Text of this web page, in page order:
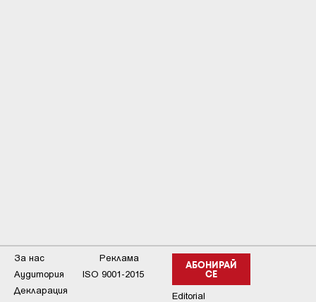
АБОНИРАЙ
СЕ
Editorial
За нас
Реклама
Аудитория
ISO 9001-2015
Декларация